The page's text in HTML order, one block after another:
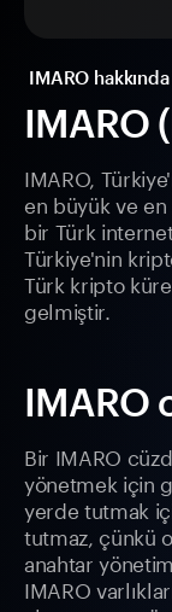
IMARO
IMARO,
en büyük ve
bir Türk
Türkiye'nin
Türk kripto
gelmiştir.
IMARO
Bir IMARO
yönetmek için
yerde tutmak
tutmaz, çünkü
anahtar
IMARO
IMARO